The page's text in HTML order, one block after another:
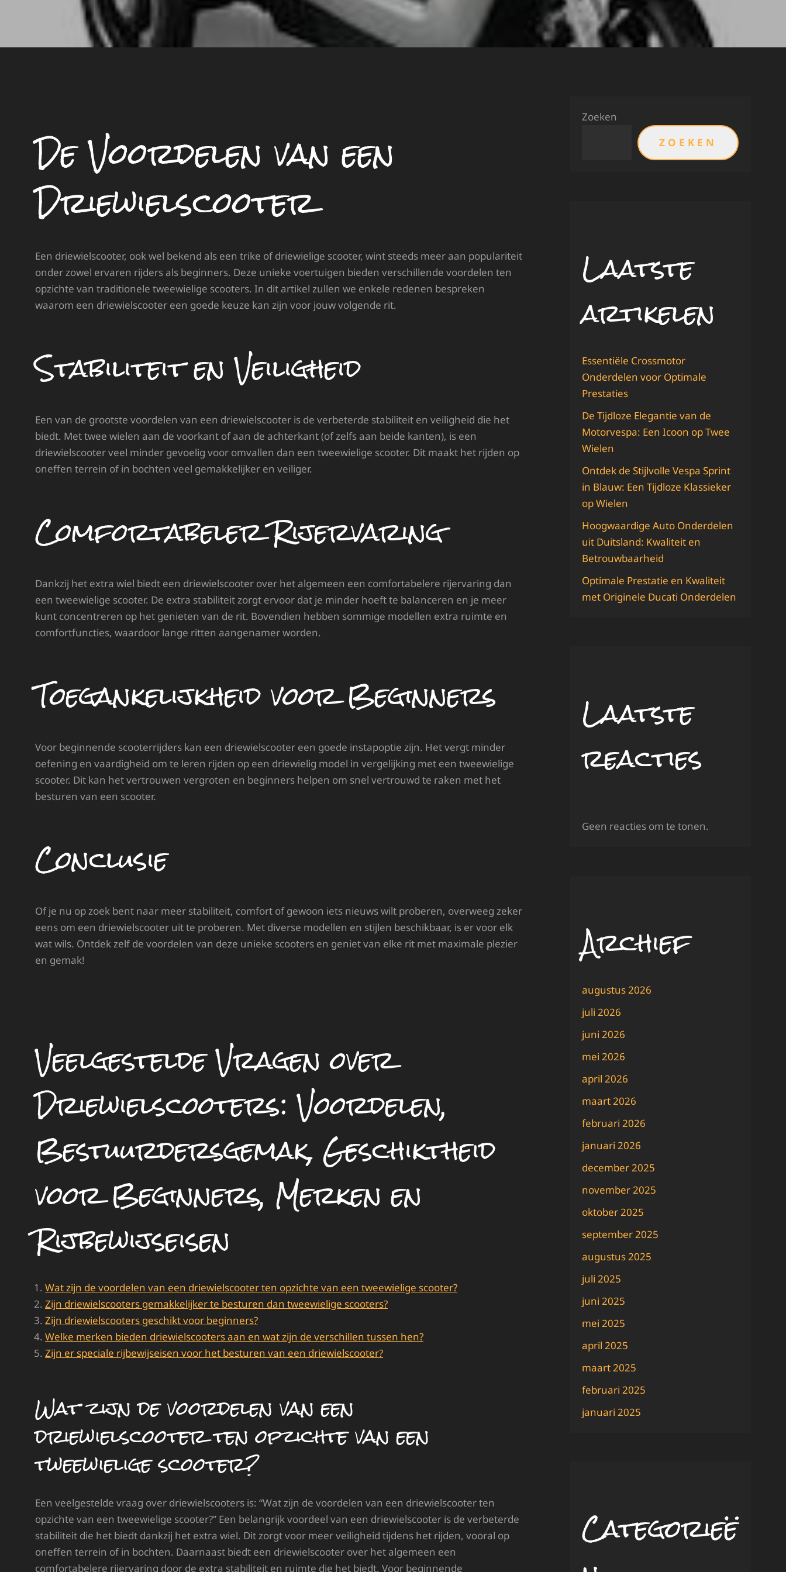
De Voordelen van een
Driewielscooter
Een driewielscooter, ook wel bekend als een trike of driewielige scooter, wint steeds meer aan populariteit
onder zowel ervaren rijders als beginners. Deze unieke voertuigen bieden verschillende voordelen ten
opzichte van traditionele tweewielige scooters. In dit artikel zullen we enkele redenen bespreken
waarom een driewielscooter een goede keuze kan zijn voor jouw volgende rit.
Stabiliteit en Veiligheid
Een van de grootste voordelen van een driewielscooter is de verbeterde stabiliteit en veiligheid die het
biedt. Met twee wielen aan de voorkant of aan de achterkant (of zelfs aan beide kanten), is een
driewielscooter veel minder gevoelig voor omvallen dan een tweewielige scooter. Dit maakt het rijden op
oneffen terrein of in bochten veel gemakkelijker en veiliger.
Comfortabeler Rijervaring
Dankzij het extra wiel biedt een driewielscooter over het algemeen een comfortabelere rijervaring dan
een tweewielige scooter. De extra stabiliteit zorgt ervoor dat je minder hoeft te balanceren en je meer
kunt concentreren op het genieten van de rit. Bovendien hebben sommige modellen extra ruimte en
comfortfuncties, waardoor lange ritten aangenamer worden.
Toegankelijkheid voor Beginners
Voor beginnende scooterrijders kan een driewielscooter een goede instapoptie zijn. Het vergt minder
oefening en vaardigheid om te leren rijden op een driewielig model in vergelijking met een tweewielige
scooter. Dit kan het vertrouwen vergroten en beginners helpen om snel vertrouwd te raken met het
besturen van een scooter.
Conclusie
Of je nu op zoek bent naar meer stabiliteit, comfort of gewoon iets nieuws wilt proberen, overweeg zeker
eens om een driewielscooter uit te proberen. Met diverse modellen en stijlen beschikbaar, is er voor elk
wat wils. Ontdek zelf de voordelen van deze unieke scooters en geniet van elke rit met maximale plezier
en gemak!
Veelgestelde Vragen over
Driewielscooters: Voordelen,
Bestuurdersgemak, Geschiktheid
voor Beginners, Merken en
Rijbewijseisen
Wat zijn de voordelen van een driewielscooter ten opzichte van een tweewielige scooter?
Zijn driewielscooters gemakkelijker te besturen dan tweewielige scooters?
Zijn driewielscooters geschikt voor beginners?
Welke merken bieden driewielscooters aan en wat zijn de verschillen tussen hen?
Zijn er speciale rijbewijseisen voor het besturen van een driewielscooter?
Wat zijn de voordelen van een
driewielscooter ten opzichte van een
tweewielige scooter?
Een veelgestelde vraag over driewielscooters is: “Wat zijn de voordelen van een driewielscooter ten
opzichte van een tweewielige scooter?” Een belangrijk voordeel van een driewielscooter is de verbeterde
stabiliteit die het biedt dankzij het extra wiel. Dit zorgt voor meer veiligheid tijdens het rijden, vooral op
oneffen terrein of in bochten. Daarnaast biedt een driewielscooter over het algemeen een
comfortabelere rijervaring door de extra stabiliteit en ruimte die het biedt. Voor beginnende
Zoeken
ZOEKEN
Laatste
artikelen
Essentiële Crossmotor
Onderdelen voor Optimale
Prestaties
De Tijdloze Elegantie van de
Motorvespa: Een Icoon op Twee
Wielen
Ontdek de Stijlvolle Vespa Sprint
in Blauw: Een Tijdloze Klassieker
op Wielen
Hoogwaardige Auto Onderdelen
uit Duitsland: Kwaliteit en
Betrouwbaarheid
Optimale Prestatie en Kwaliteit
met Originele Ducati Onderdelen
Laatste
reacties
Geen reacties om te tonen.
Archief
augustus 2026
juli 2026
juni 2026
mei 2026
april 2026
maart 2026
februari 2026
januari 2026
december 2025
november 2025
oktober 2025
september 2025
augustus 2025
juli 2025
juni 2025
mei 2025
april 2025
maart 2025
februari 2025
januari 2025
Categorieë